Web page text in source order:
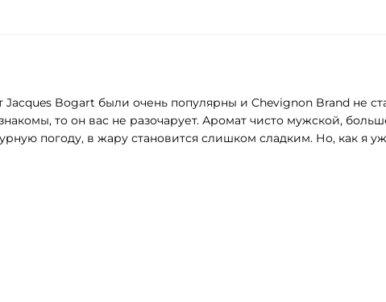
Bogart были очень популярны и Chevignon Brand не
то он вас не разочарует. Аромат чисто мужской,
погоду, в жару становится слишком сладким. Но, как я